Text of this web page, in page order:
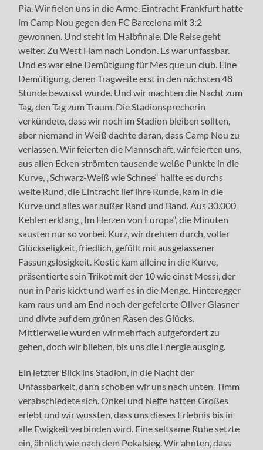
Pia. Wir fielen uns in die Arme. Eintracht Frankfurt hatte
im Camp Nou gegen den FC Barcelona mit 3:2
gewonnen. Und steht im Halbfinale. Die Reise geht
weiter. Zu West Ham nach London. Es war unfassbar.
Und es war eine Demütigung für Mes que un club. Eine
Demütigung, deren Tragweite erst in den nächsten 48
Stunde bewusst wurde. Und wir machten die Nacht zum
Tag, den Tag zum Traum. Die Stadionsprecherin
verkündete, dass wir noch im Stadion bleiben sollten,
aber niemand in Weiß dachte daran, dass Camp Nou zu
verlassen. Wir feierten die Mannschaft, wir feierten uns,
aus allen Ecken strömten tausende weiße Punkte in die
Kurve, „Schwarz-Weiß wie Schnee“ hallte es durchs
weite Rund, die Eintracht lief ihre Runde, kam in die
Kurve und alles war außer Rand und Band. Aus 30.000
Kehlen erklang „Im Herzen von Europa“, die Minuten
sausten nur so vorbei. Kurz, wir drehten durch, voller
Glückseligkeit, friedlich, gefüllt mit ausgelassener
Fassungslosigkeit. Kostic kam alleine in die Kurve,
präsentierte sein Trikot mit der 10 wie einst Messi, der
nun in Paris kickt und warf es in die Menge. Hinteregger
kam raus und am End noch der gefeierte Oliver Glasner
und divte auf dem grünen Rasen des Glücks.
Mittlerweile wurden wir mehrfach aufgefordert zu
gehen, doch wir blieben, bis uns die Energie ausging.
Ein letzter Blick ins Stadion, in die Nacht der
Unfassbarkeit, dann schoben wir uns nach unten. Timm
verabschiedete sich. Onkel und Neffe hatten Großes
erlebt und wir wussten, dass uns dieses Erlebnis bis in
alle Ewigkeit verbinden wird. Eine seltsame Ruhe setzte
ein, ähnlich wie nach dem Pokalsieg. Wir ahnten, dass